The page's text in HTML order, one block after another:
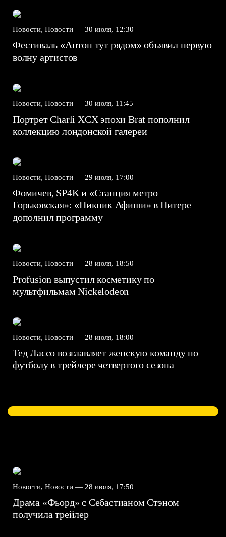
Новости, Новости — 30 июля, 12:30
Фестиваль «Антон тут рядом» объявил первую
волну артистов
Новости, Новости — 30 июля, 11:45
Портрет Charli XCX эпохи Brat пополнил
коллекцию лондонской галереи
Новости, Новости — 29 июля, 17:00
Фомичев, SP4K и «Станция метро
Горьковская»: «Пикник Афиши» в Питере
дополнил программу
Новости, Новости — 28 июля, 18:50
Profusion выпустил косметику по
мультфильмам Nickelodeon
Новости, Новости — 28 июля, 18:00
Тед Лассо возглавляет женскую команду по
футболу в трейлере четвертого сезона
Новости, Новости — 28 июля, 17:50
Драма «Фьорд» с Себастианом Стэном
получила трейлер